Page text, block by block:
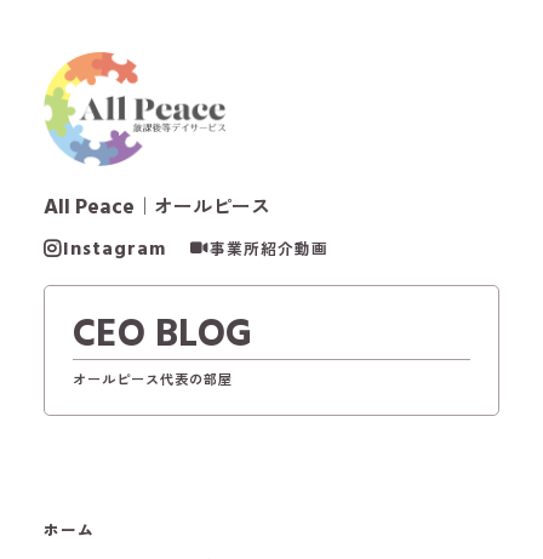
All Peace ｜オールピース
Instagram 事業所紹介動画
CEO BLOG
オールピース代表の部屋
ホーム